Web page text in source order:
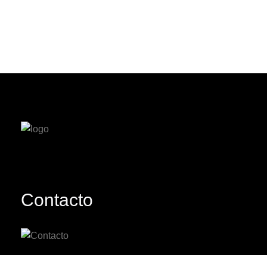
Contacto